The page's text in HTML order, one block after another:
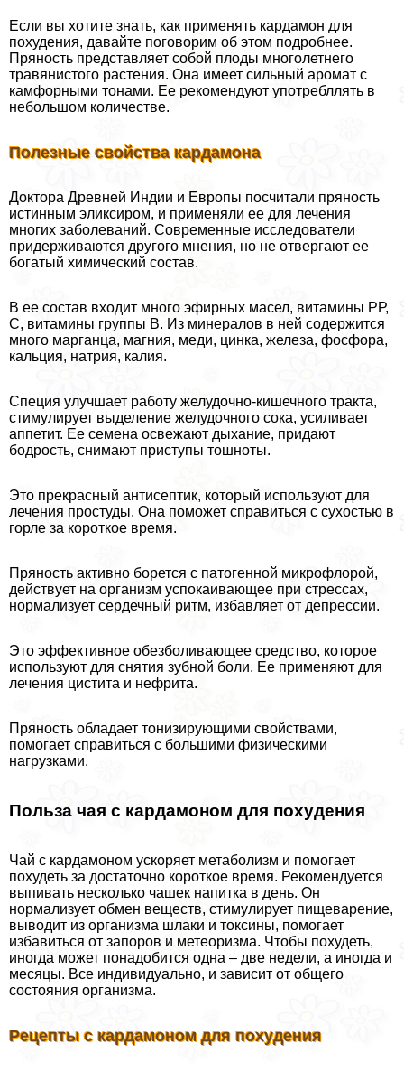
Если вы хотите знать, как применять кардамон для
похудения, давайте поговорим об этом подробнее.
Пряность представляет собой плоды многолетнего
травянистого растения. Она имеет сильный аромат с
камфорными тонами. Ее рекомендуют употрeбллять в
небольшом количестве.
Полезные свойства кардамона
Доктора Древней Индии и Европы посчитали пряность
истинным эликсиром, и применяли ее для лечения
многих заболеваний. Современные исследователи
придерживаются другого мнения, но не отвергают ее
богатый химический состав.
В ее состав входит много эфирных масел, витамины РР,
С, витамины группы В. Из минералов в ней содержится
много марганца, магния, меди, цинка, железа, фосфора,
кальция, натрия, калия.
Специя улучшает работу желудочно-кишечного тpaкта,
стимулирует выделение желудочного сока, усиливает
аппетит. Ее семена освежают дыхание, придают
бодрость, снимают приступы тошноты.
Это прекрасный антисептик, который используют для
лечения простуды. Она поможет справиться с сухостью в
горле за короткое время.
Пряность активно борется с патогенной микрофлорой,
действует на организм успокаивающее при стрессах,
нормализует сердечный ритм, избавляет от депрессии.
Это эффективное обезболивающее средство, которое
используют для снятия зубной боли. Ее применяют для
лечения цистита и нефрита.
Пряность обладает тонизирующими свойствами,
помогает справиться с большими физическими
нагрузками.
Польза чая с кардамоном для похудения
Чай с кардамоном ускоряет метаболизм и помогает
похудеть за достаточно короткое время. Рекомендуется
выпивать несколько чашек напитка в день. Он
нормализует обмен веществ, стимулирует пищеварение,
выводит из организма шлаки и токсины, помогает
избавиться от запоров и метеоризма. Чтобы похудеть,
иногда может понадобится одна – две недели, а иногда и
месяцы. Все индивидуально, и зависит от общего
состояния организма.
Рецепты с кардамоном для похудения